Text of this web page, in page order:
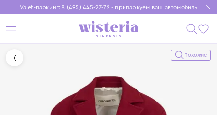
Valet-паркинг: 8 (495) 445-27-72 - припаркуем ваш автомобиль
Бесплатная доставка при заказе от 15 000 ₽
Установите приложение, чтобы покупки были еще удобнее
Похожие